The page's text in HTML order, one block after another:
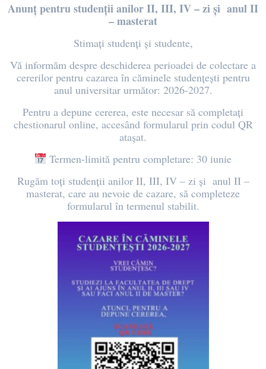
Anunț pentru studenții anilor II, III, IV – zi și anul II
– masterat
Stimați studenți și studente,
Vă informăm despre deschiderea perioadei de colectare a
cererilor pentru cazarea în căminele studențești pentru
anul universitar următor: 2026-2027.
Pentru a depune cererea, este necesar să completați
chestionarul online, accesând formularul prin codul QR
atașat.
Termen-limită pentru completare: 30 iunie
Rugăm toți studenții anilor II, III, IV – zi și anul II –
masterat, care au nevoie de cazare, să completeze
formularul în termenul stabilit.